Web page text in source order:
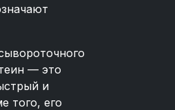
— это
и
того, его